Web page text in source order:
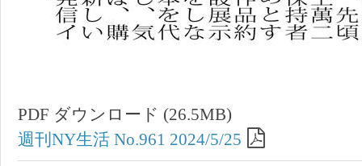
PDF ダウンロード (26.5MB)
週刊NY生活 No.961 2024/5/25